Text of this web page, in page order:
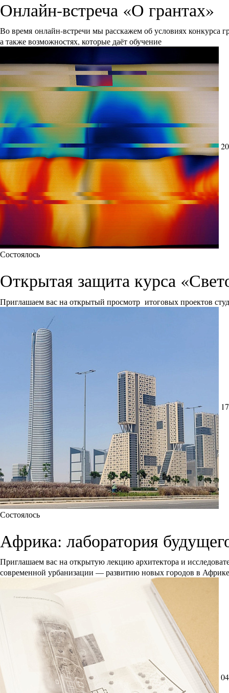
Онлайн-встреча «О грантах»
Во время онлайн-встречи мы расскажем об условиях
а также возможностях, которые даёт обучение
Состоялось
Открытая защита курса
Приглашаем вас на открытый просмотр итоговых проектов
Состоялось
Африка: лаборатория
Приглашаем вас на открытую лекцию архитектора и
современной урбанизации — развитию новых городов в Африке